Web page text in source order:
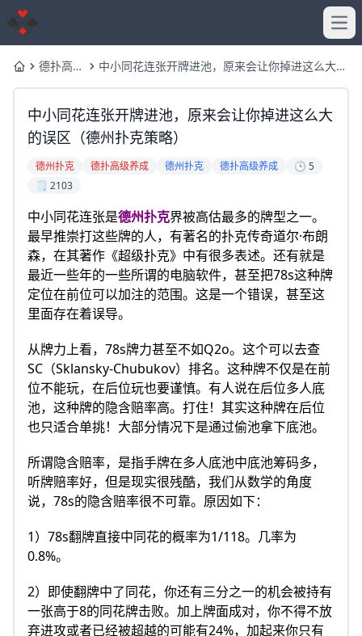
Home德扑高级
中小同花连张开牌进池，原来会让你掉进这么大的
中小同花连张开牌进池，原来会让你掉进这么大
的误区（德州扑克策略）
德州扑克 德扑高级养成 德州扑克 德扑高级养成
🕒 5
🗒️ 2103
中小同花连张是德州扑克界被高估最多的牌型之一。
最早推崇打这些牌的人，有著名的扑克传奇道尔·布朗
森，在其著作《超级扑克》中有很多表述。还有就是
最近一些年的一些所谓的电脑软件，甚至把78s这种牌
定位在前位可以加注的范围。这是一个错误，甚至这
里面存在着误导。
从牌力上看，78s牌力甚至不如Q2o。这个可以去查
SC（Sklansky-Chubukov）排名。这种牌不仅是在前
位不能玩，在后位玩也要谨慎。有人说在后位多人底
池，这种牌的隐含赔率高。打住！其实这种牌在后位
也只适合单挑！大部分情况下是通过偷池拿下底池。
所谓隐含赔率，是指手牌在多人底池中底池筹码多，
听牌赔率好，但是现实很残酷，我们从数学的角度
说，78s的隐含赔率很不可靠。原因如下：
1）78s翻牌直接中同花的概率为1/118。几率为
0.8%。
2）即使翻牌中了同花，你还有三分之一的机会被持有
一张高于8的同花牌击败。加上牌面成对，你不得不放
弃进攻或者已经被超越的可能有24%，加起来你只有